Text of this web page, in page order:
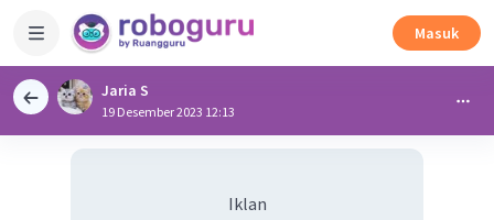
Masuk
Jaria S
19 Desember 2023 12:13
Iklan